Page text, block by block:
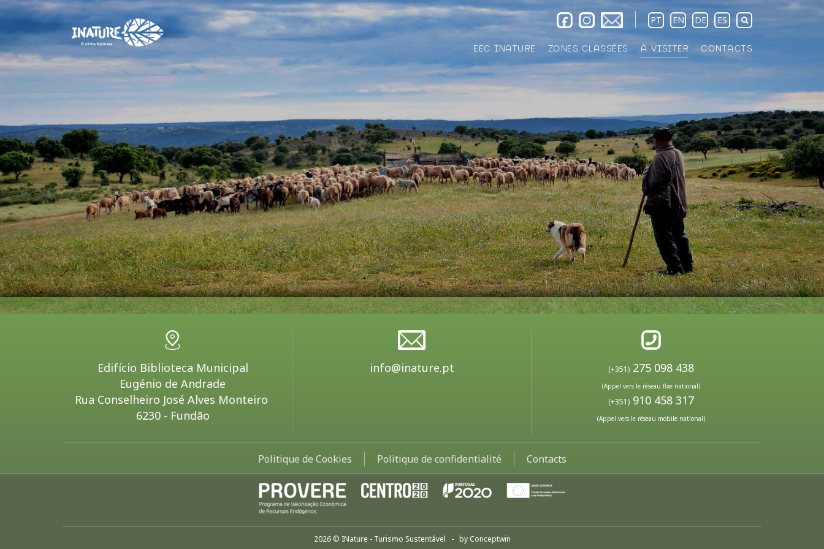
PT EN DE ES
EEC INATURE ZONES CLASSÉES À VISITER CONTACTS
Edifício Biblioteca Municipal
Eugénio de Andrade
Rua Conselheiro José Alves Monteiro
6230 - Fundão
info@inature.pt (+351) 275 098 438
(Appel vers le réseau fixe national)
(+351) 910 458 317
(Appel vers le réseau mobile national)
Politique de Cookies Politique de confidentialité Contacts
2026 © INature - Turismo Sustentável - by Conceptwin